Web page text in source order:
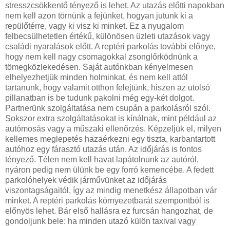
stresszcsökkentő tényező is lehet. Az utazás előtti napokban
nem kell azon törnünk a fejünket, hogyan jutunk ki a
repülőtérre, vagy ki visz ki minket. Ez a nyugalom
felbecsülhetetlen értékű, különösen üzleti utazások vagy
családi nyaralások előtt. A reptéri parkolás további előnye,
hogy nem kell nagy csomagokkal zsonglőrködnünk a
tömegközlekedésen. Saját autónkban kényelmesen
elhelyezhetjük minden holminkat, és nem kell attól
tartanunk, hogy valamit otthon felejtünk, hiszen az utolsó
pillanatban is be tudunk pakolni még egy-két dolgot.
Partnerünk szolgáltatása nem csupán a parkolásról szól.
Sokszor extra szolgáltatásokat is kínálnak, mint például az
autómosás vagy a műszaki ellenőrzés. Képzeljük el, milyen
kellemes meglepetés hazaérkezni egy tiszta, karbantartott
autóhoz egy fárasztó utazás után. Az időjárás is fontos
tényező. Télen nem kell havat lapátolnunk az autóról,
nyáron pedig nem ülünk be egy forró kemencébe. A fedett
parkolóhelyek védik járművünket az időjárás
viszontagságaitól, így az mindig menetkész állapotban vár
minket. A reptéri parkolás környezetbarát szempontból is
előnyös lehet. Bár első hallásra ez furcsán hangozhat, de
gondoljunk bele: ha minden utazó külön taxival vagy